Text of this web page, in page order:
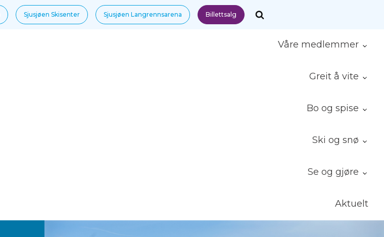
Sjusjøen Skisenter Sjusjøen Langrennsarena Billettsalg
Aktuelt
Se og gjøre
Ski og snø
Bo og spise
Greit å vite
Våre medlemmer